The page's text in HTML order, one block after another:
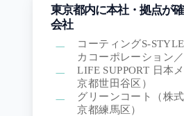
東京都内に本社・拠点が
会社
コーティングS-
カコーポレーション
LIFE SUPPORT 日本
京都世田谷区）
グリーンコート（株
京都練馬区）